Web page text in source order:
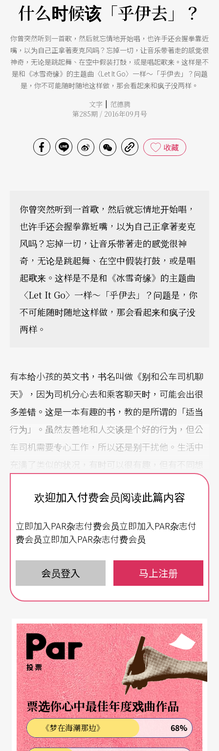
什么时候该「乎伊去」？
你曾突然听到一首歌，然后就忘情地开始唱，也许手还会握拳靠近
嘴，以为自己正拿著麦克风吗？忘掉一切，让音乐带著走的感觉很
神奇，无论是跳起舞、在空中假装打鼓，或是唱起歌来。这样是不
是和《冰雪奇缘》的主题曲〈Let It Go〉一样～「乎伊去」？问题
是，你不可能随时随地这样做，那会看起来和疯子没两样。
文字 | 范德腾
第285期 / 2016年09月号
收藏
你曾突然听到一首歌，然后就忘情地开始唱，
也许手还会握拳靠近嘴，以为自己正拿著麦克
风吗？忘掉一切，让音乐带著走的感觉很神
奇，无论是跳起舞、在空中假装打鼓，或是唱
起歌来。这样是不是和《冰雪奇缘》的主题曲
〈Let It Go〉一样～「乎伊去」？问题是，你
不可能随时随地这样做，那会看起来和疯子没
两样。
有本给小孩的英文书，书名叫做《别和公车司机聊
天》，因为司机分心去和乘客聊天时，可能会出很
多差错。这是一本有趣的书，教的是所谓的「适当
行为」。虽然友善地和人交谈是个好的行为，但公
车司机需要专心工作，所以还是别干扰他。生活中
充满了类似的状况，有时可以很有趣，但有不同想
小时候，我们家人会去教会，聚会中，有时会众要
个星期六我在朋友家过夜，隔天和他们一家去他们
的教会。当牧师布道时，离我不远的一个人突然大
吗？」但他只是继续看著牧师，就像什么事都没发
生一样。不到一分钟的时间，又有别人突然站起
来，高举双手并大声呼喊：「感谢主！」我用著好
奇心已经炸开的眼神看著我朋友：「这到底是怎回
事？」但他只是对著我笑了笑。我不解的是，似乎
没人认为这不对劲。在接下来的廿分钟，我惊讶地
看著这些奇怪的人，在牧师讲道时大声地回应著。
欢迎加入付费会员阅读此篇内容
立即加入PAR杂志付费会员立即加入PAR杂志付
费会员立即加入PAR杂志付费会员
会员登入 马上注册
投票
票选你心中最佳年度戏曲作品
《梦在海潮那边》 68%